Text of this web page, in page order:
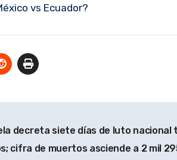
vs Ecuador?
decreta siete días de luto nacional
cifra de muertos asciende a 2 mil